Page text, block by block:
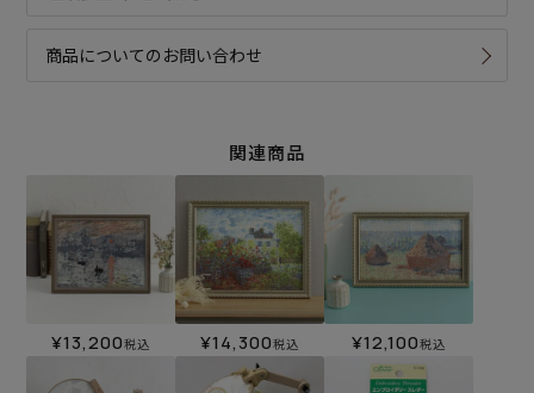
商品についてのお問い合わせ
関連商品
¥13,200税込 ¥14,300税込 ¥12,100税込